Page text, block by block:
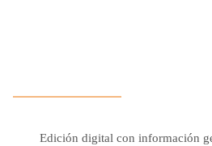
Edición digital con información